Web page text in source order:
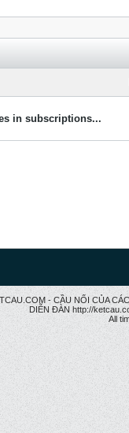
in subscriptions...
- CẦU NỐI CỦA
DIỄN ĐÀN http://
All